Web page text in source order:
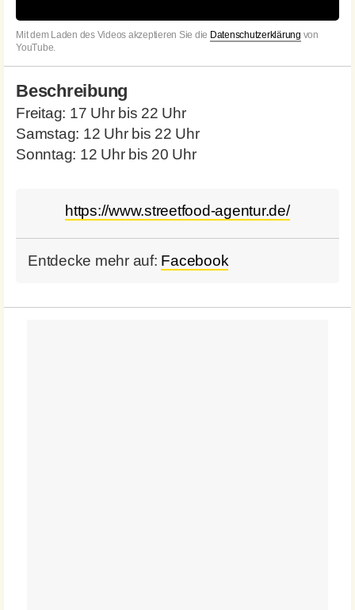
Mit dem Laden des Videos akzeptieren Sie die Datenschutzerklärung von
YouTube.
Beschreibung
Freitag: 17 Uhr bis 22 Uhr
Samstag: 12 Uhr bis 22 Uhr
Sonntag: 12 Uhr bis 20 Uhr
https://www.streetfood-agentur.de/
Entdecke mehr auf: Facebook